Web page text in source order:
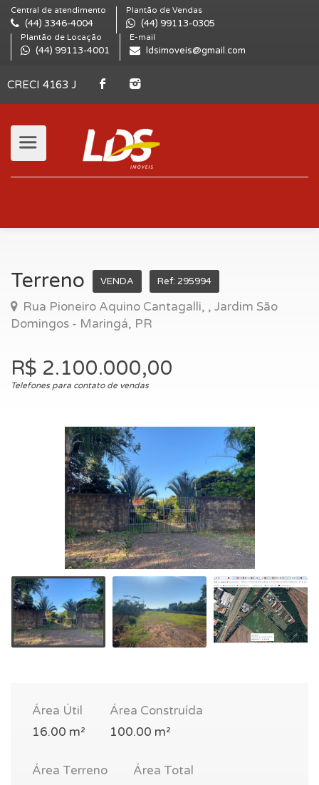
Central de atendimento
(44) 3346-4004
Plantão de Vendas
(44) 99113-0305
Plantão de Locação
(44) 99113-4001
E-mail
ldsimoveis@gmail.com
CRECI 4163 J
Terreno VENDA Ref: 295994
Rua Pioneiro Aquino Cantagalli, , Jardim São
Domingos - Maringá, PR
R$ 2.100.000,00
Telefones para contato de vendas
Área Útil
16.00 m²
Área Construída
100.00 m²
Área Terreno
Área Total